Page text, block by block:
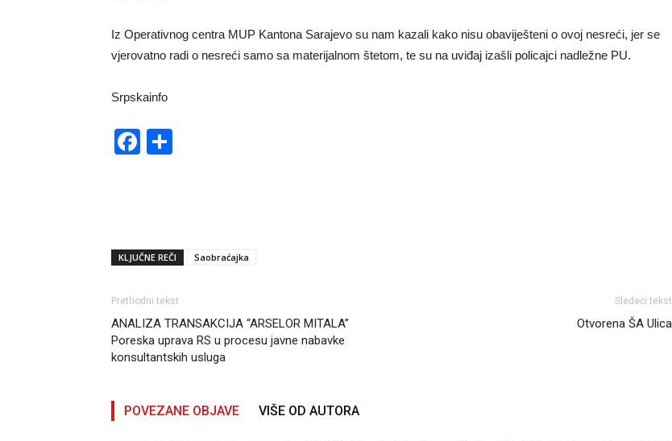
Iz Operativnog centra MUP Kantona Sarajevo su nam kazali kako nisu obaviješteni o ovoj nesreći, jer se
vjerovatno radi o nesreći samo sa materijalnom štetom, te su na uviđaj izašli policajci nadležne PU.
Srpskainfo
Facebook
KLJUČNE REČI Saobraćajka
Prethodni tekst
ANALIZA TRANSAKCIJA “ARSELOR MITALA”
Poreska uprava RS u procesu javne nabavke
konsultantskih usluga
Sledeći tekst
Otvorena ŠA Ulica
POVEZANE OBJAVE VIŠE OD AUTORA